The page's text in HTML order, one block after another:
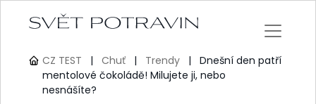
CZ TEST | Chuť | Trendy |
Dnešní den patří
mentolové čokoládě! Milujete ji, nebo
nesnášíte?